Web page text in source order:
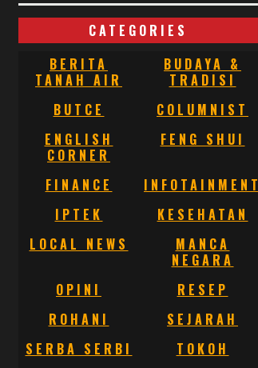
CATEGORIES
BERITA
TANAH AIR
BUDAYA &
TRADISI
BUTCE
COLUMNIST
ENGLISH
CORNER
FENG SHUI
FINANCE
INFOTAINMENT
IPTEK
KESEHATAN
LOCAL NEWS
MANCA
NEGARA
OPINI
RESEP
ROHANI
SEJARAH
SERBA SERBI
TOKOH